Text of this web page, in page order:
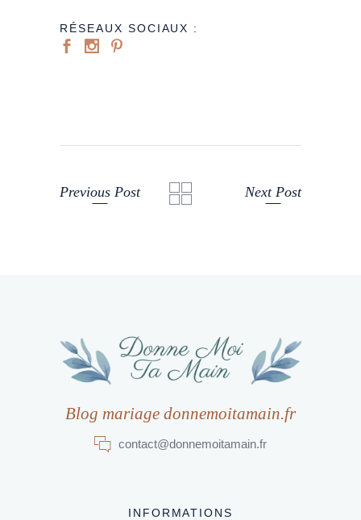
RÉSEAUX SOCIAUX :
Previous Post Next Post
Blog mariage donnemoitamain.fr
contact@donnemoitamain.fr
INFORMATIONS